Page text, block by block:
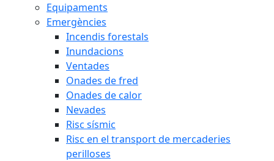
Equipaments
Emergències
Incendis forestals
Inundacions
Ventades
Onades de fred
Onades de calor
Nevades
Risc sísmic
Risc en el transport de mercaderies
perilloses